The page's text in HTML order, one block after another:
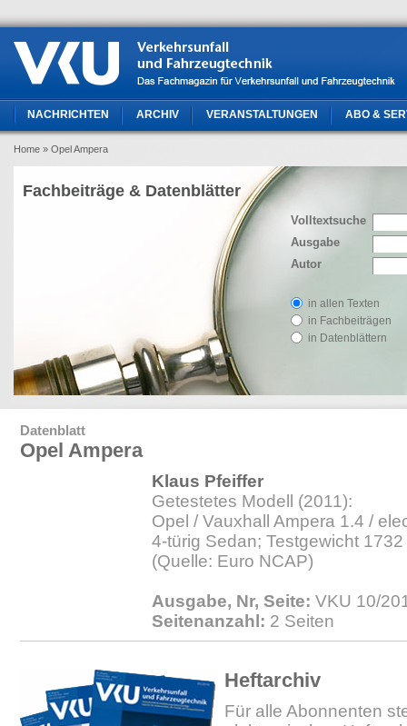
NACHRICHTEN ARCHIV VERANSTALTUNGEN ABO &
Home » Opel Ampera
Volltextsuche
Ausgabe
Autor
in allen Texten
in Fachbeiträgen
in Datenblättern
Fachbeiträge & Datenblätter
Datenblatt
Opel Ampera
Klaus Pfeiffer
Getestetes Modell (2011):
Opel / Vauxhall Ampera 1.4 /
4-türig Sedan; Testgewicht 1732
(Quelle: Euro NCAP)
Ausgabe, Nr, Seite: VKU 10/
Seitenanzahl: 2 Seiten
Heftarchiv
Für alle Abonnenten